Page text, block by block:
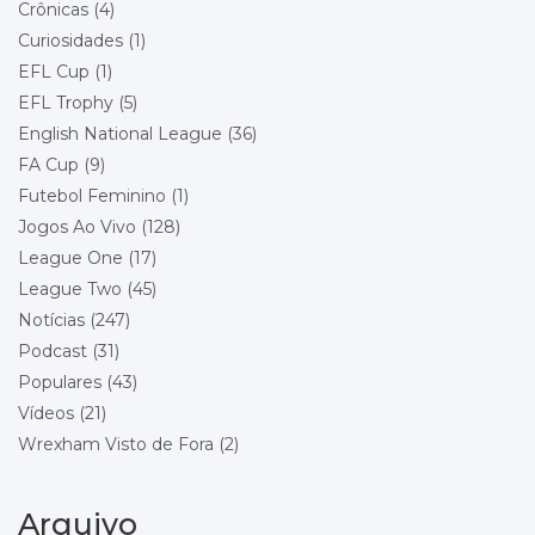
Local: Toughsheet Community Stadium
Championship - Round 22
Wrexham
Queens Park Rangers
Local: Racecourse Ground
Championship - Round 23
Stoke City
Wrexham
Local: Bet365 Stadium
Championship - Round 24
Wrexham
Blackburn Rovers
Championship - Round 25
Wrexham
Crônicas (4)
Curiosidades (1)
EFL Cup (1)
EFL Trophy (5)
English National League (36)
FA Cup (9)
Futebol Feminino (1)
Jogos Ao Vivo (128)
League One (17)
League Two (45)
Notícias (247)
Podcast (31)
Populares (43)
Vídeos (21)
Wrexham Visto de Fora (2)
Arquivo